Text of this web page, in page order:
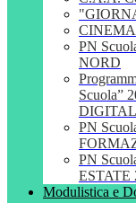
PN
NORD
Scuola”
PN
PN
ESTATE
Modulistica e